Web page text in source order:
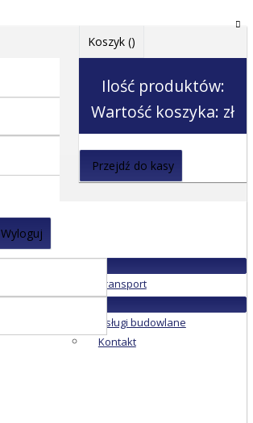
Wyloguj
Koszyk ()
Ilość produktów:
Wartość koszyka: zł
Przejdź do kasy
Transport
Usługi budowlane
Kontakt